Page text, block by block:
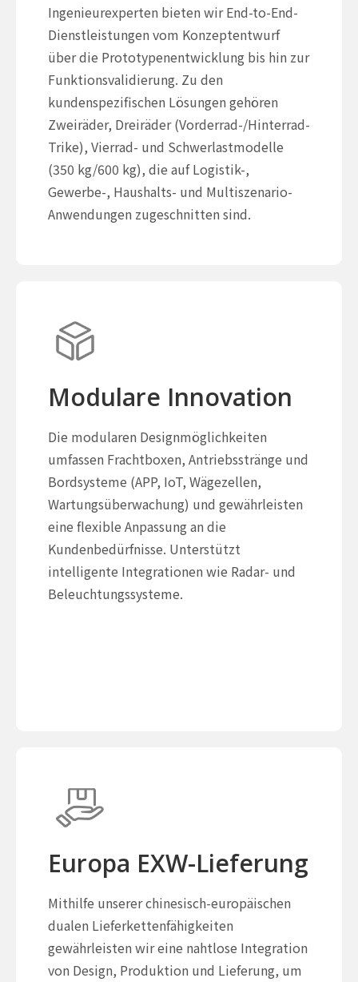
Ingenieurexperten bieten wir End-to-End-
Dienstleistungen vom Konzeptentwurf
über die Prototypenentwicklung bis hin zur
Funktionsvalidierung. Zu den
kundenspezifischen Lösungen gehören
Zweiräder, Dreiräder (Vorderrad-/Hinterrad-
Trike), Vierrad- und Schwerlastmodelle
(350 kg/600 kg), die auf Logistik-,
Gewerbe-, Haushalts- und Multiszenario-
Anwendungen zugeschnitten sind.
Modulare Innovation
Die modularen Designmöglichkeiten
umfassen Frachtboxen, Antriebsstränge und
Bordsysteme (APP, IoT, Wägezellen,
Wartungsüberwachung) und gewährleisten
eine flexible Anpassung an die
Kundenbedürfnisse. Unterstützt
intelligente Integrationen wie Radar- und
Beleuchtungssysteme.
Europa EXW-Lieferung
Mithilfe unserer chinesisch-europäischen
dualen Lieferkettenfähigkeiten
gewährleisten wir eine nahtlose Integration
von Design, Produktion und Lieferung, um